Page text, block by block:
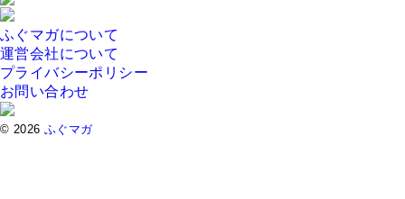
ふぐマガについて
運営会社について
プライバシーポリシー
お問い合わせ
© 2026 ふぐマガ